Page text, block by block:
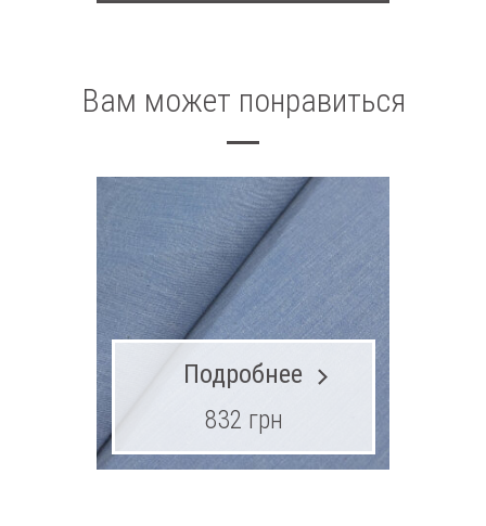
Вам может понравиться
Подробнее
832 грн